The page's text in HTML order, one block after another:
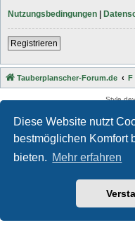
Diese Website nutzt
bestmöglichen Komfort
bieten. Mehr erfahren
Nutzungsbedingungen |
Registrieren
Tauberplanscher-Forum.de F
Style
Deutsche
Datenschutz